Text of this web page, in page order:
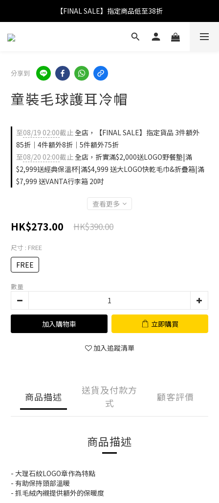
【FINAL SALE】指定商品低至38折
【FINAL SALE】指定商品低至38折
折實滿$2,000送LOGO野餐墊｜滿$2,999送經典保溫杯
【FINAL SALE】指定商品低至38折
分享到
童裝毛球護耳冷帽
至08/19 02:00截止全店，【FINAL SALE】指定貨品 3件額外
85折｜4件額外8折｜5件額外75折
至08/20 02:00截止全店，折實滿$2,000送LOGO野餐墊|滿
$2,999送經典保溫杯|滿$4,999 送大LOGO快乾毛巾&折疊箱|滿
$7,999 送VANTA行李箱 20吋
查看更多
HK$273.00 HK$390.00
尺寸 : FREE
FREE
數量
加入購物車 立即購買
加入追蹤清單
商品描述
送貨及付款方
式
顧客評價
商品描述
- 大理石紋LOGO章作為特點
- 有助保持頭部溫暖
- 抓毛絨內襯提供額外的保暖度